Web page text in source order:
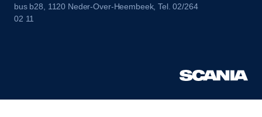
bus b28, 1120 Neder-Over-Heembeek, Tel. 02/264
02 11